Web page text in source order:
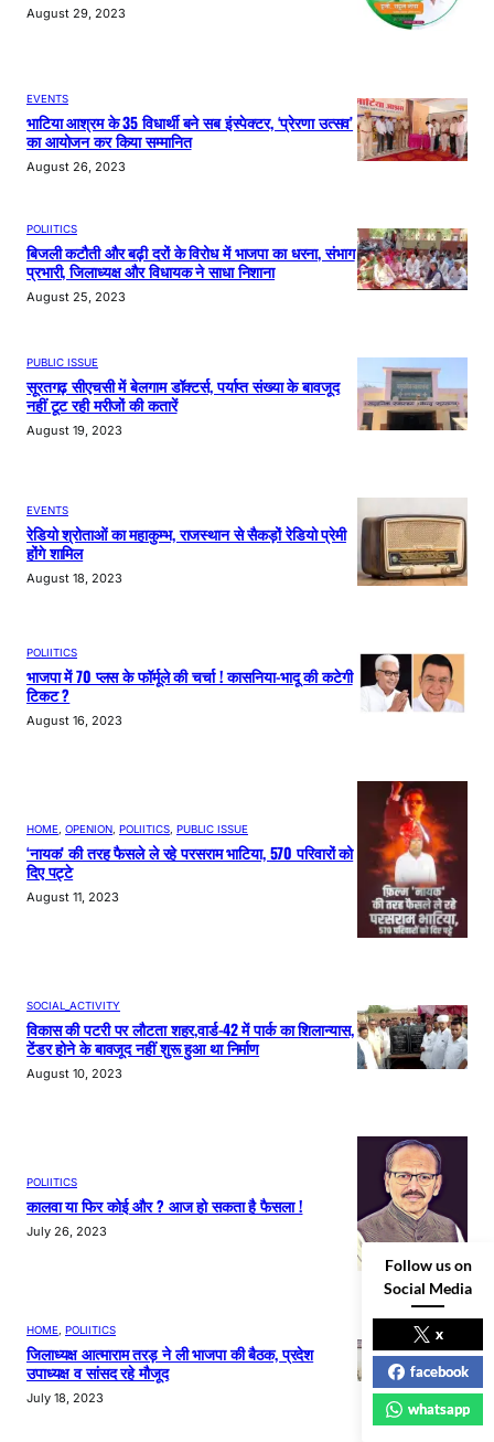
August 29, 2023
EVENTS
भाटिया आश्रम के 35 विधार्थी बने सब इंस्पेक्टर, ‘प्रेरणा उत्सव’
का आयोजन कर किया सम्मानित
August 26, 2023
POLIITICS
बिजली कटौती और बढ़ी दरों के विरोध में भाजपा का धरना, संभाग
प्रभारी, जिलाध्यक्ष और विधायक ने साधा निशाना
August 25, 2023
PUBLIC ISSUE
सूरतगढ़ सीएचसी में बेलगाम डॉक्टर्स, पर्याप्त संख्या के बावजूद
नहीं टूट रही मरीजों की कतारें
August 19, 2023
EVENTS
रेडियो श्रोताओं का महाकुम्भ, राजस्थान से सैकड़ों रेडियो प्रेमी
होंगे शामिल
August 18, 2023
POLIITICS
भाजपा में 70 प्लस के फॉर्मूले की चर्चा ! कासनिया-भादू की कटेगी
टिकट ?
August 16, 2023
HOME OPENION POLIITICS PUBLIC ISSUE
‘नायक’ की तरह फैसले ले रहे परसराम भाटिया, 570 परिवारों को
दिए पट्टे
August 11, 2023
SOCIAL_ACTIVITY
विकास की पटरी पर लौटता शहर,वार्ड-42 में पार्क का शिलान्यास,
टेंडर होने के बावजूद नहीं शुरू हुआ था निर्माण
August 10, 2023
POLIITICS
कालवा या फिर कोई और ? आज हो सकता है फैसला !
July 26, 2023
HOME POLIITICS
जिलाध्यक्ष आत्माराम तरड़ ने ली भाजपा की बैठक, प्रदेश
उपाध्यक्ष व सांसद रहे मौजूद
July 18, 2023
Follow us on
Social Media
x
facebook
whatsapp